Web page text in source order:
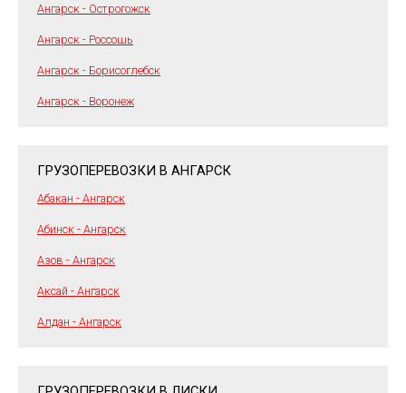
Ангарск - Острогожск
Ангарск - Россошь
Ангарск - Борисоглебск
Ангарск - Воронеж
ГРУЗОПЕРЕВОЗКИ В АНГАРСК
Абакан - Ангарск
Абинск - Ангарск
Азов - Ангарск
Аксай - Ангарск
Алдан - Ангарск